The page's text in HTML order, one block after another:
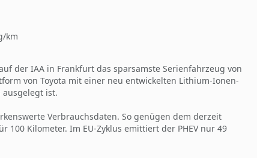
km
der IAA in Frankfurt das sparsamste Serienfahrzeug von
von Toyota mit einer neu entwickelten Lithium-Ionen-
ausgelegt ist.
Verbrauchsdaten. So genügen dem derzeit
Kilometer. Im EU-Zyklus emittiert der PHEV nur 49